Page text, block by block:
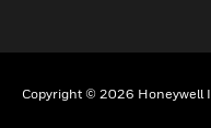
Copyright © 2026 Honeywell